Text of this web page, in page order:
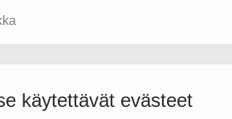
käytettävät evästeet